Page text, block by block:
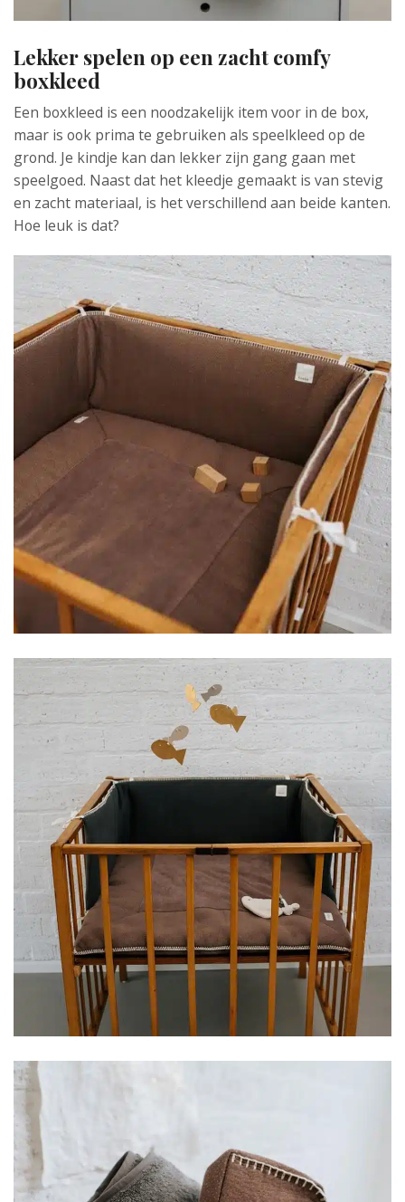
Lekker spelen op een zacht comfy
boxkleed
Een boxkleed is een noodzakelijk item voor in de box,
maar is ook prima te gebruiken als speelkleed op de
grond. Je kindje kan dan lekker zijn gang gaan met
speelgoed. Naast dat het kleedje gemaakt is van stevig
en zacht materiaal, is het verschillend aan beide kanten.
Hoe leuk is dat?